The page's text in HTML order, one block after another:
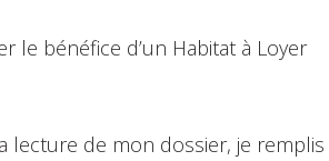
le bénéfice d’un Habitat à Loyer
lecture de mon dossier, je remplis